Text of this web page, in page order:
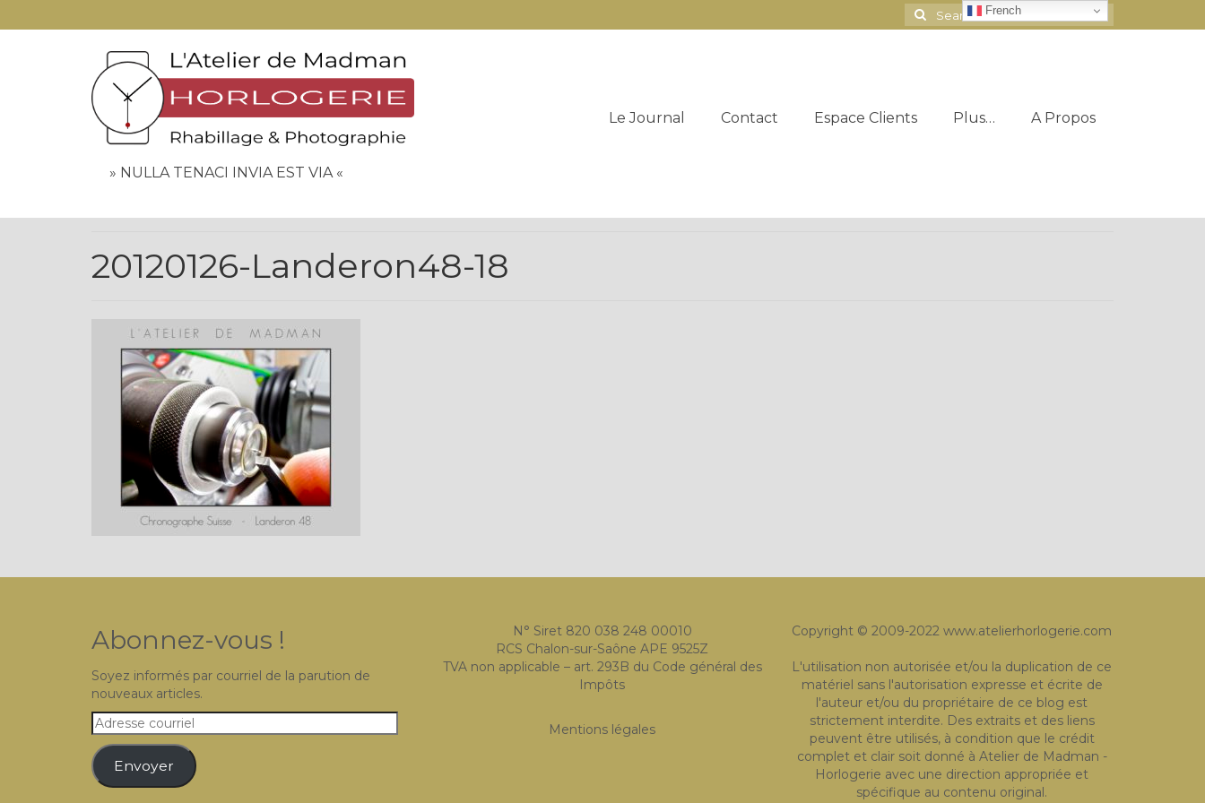
Search
for:
» NULLA TENACI INVIA EST VIA «
Le Journal Contact Espace Clients Plus… A Propos
20120126-Landeron48-18
Abonnez-vous !
Soyez informés par courriel de la parution de
nouveaux articles.
Adresse
courriel
Envoyer
N° Siret 820 038 248 00010
RCS Chalon-sur-Saône APE 9525Z
TVA non applicable – art. 293B du Code général des
Impôts
Mentions légales
Copyright © 2009-2022 www.atelierhorlogerie.com
L'utilisation non autorisée et/ou la duplication de ce
matériel sans l'autorisation expresse et écrite de
l'auteur et/ou du propriétaire de ce blog est
strictement interdite. Des extraits et des liens
peuvent être utilisés, à condition que le crédit
complet et clair soit donné à Atelier de Madman -
Horlogerie avec une direction appropriée et
spécifique au contenu original.
French